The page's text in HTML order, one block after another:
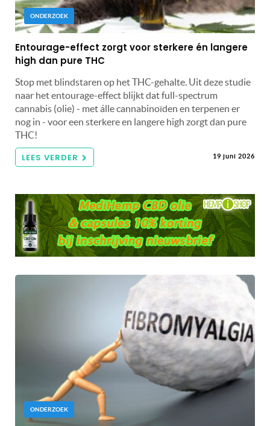
ONDERZOEK
Entourage-effect zorgt voor sterkere én langere
high dan pure THC
Stop met blindstaren op het THC-gehalte. Uit deze studie
naar het entourage-effect blijkt dat full-spectrum
cannabis (olie) - met álle cannabinoïden en terpenen er
nog in - voor een sterkere en langere high zorgt dan pure
THC!
LEES VERDER 19 juni 2026
ONDERZOEK